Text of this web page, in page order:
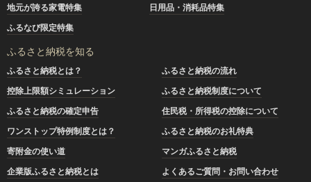
地元が誇る家電特集
日用品・消耗品特集
ふるなび限定特集
ふるさと納税を知る
ふるさと納税とは？
ふるさと納税の流れ
控除上限額シミュレーション
ふるさと納税制度について
ふるさと納税の確定申告
住民税・所得税の控除について
ワンストップ特例制度とは？
ふるさと納税のお礼特典
寄附金の使い道
マンガふるさと納税
企業版ふるさと納税とは
よくあるご質問・お問い合わせ